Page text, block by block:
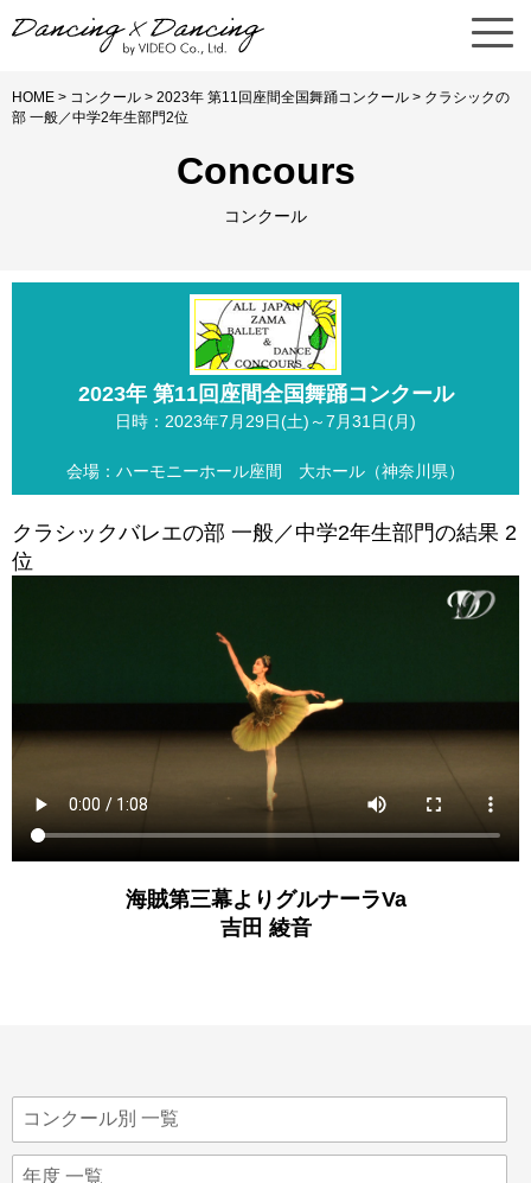
HOME > コンクール > 2023年 第11回座間全国舞踊コンクール > クラシックの
部 一般／中学2年生部門2位
Concours
コンクール
2023年 第11回座間全国舞踊コンクール
日時：2023年7月29日(土)～7月31日(月)
会場：ハーモニーホール座間 大ホール（神奈川県）
クラシックバレエの部 一般／中学2年生部門の結果 2
位
海賊第三幕よりグルナーラVa
吉田 綾音